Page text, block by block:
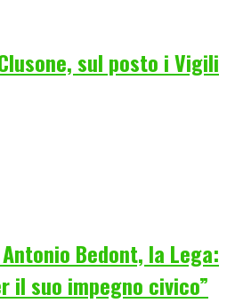
sul posto i Vigili
Bedont, la Lega:
il suo impegno civico”